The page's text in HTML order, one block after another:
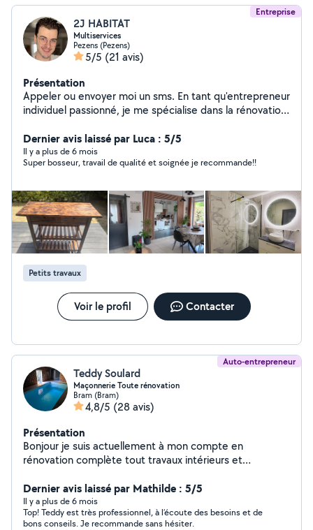
Entreprise
2J HABITAT
Multiservices
Pezens (Pezens)
5/5 (21 avis)
Présentation
Appeler ou envoyer moi un sms. En tant qu'entrepreneur
individuel passionné, je me spécialise dans la rénovation
personnalisée garantit une attention méticuleuse à
chaque détail.
Dernier avis laissé par Luca : 5/5
Il y a plus de 6 mois
Super bosseur, travail de qualité et soignée je recommande!!
Petits travaux
Voir le profil Contacter
Auto-entrepreneur
Teddy Soulard
Maçonnerie Toute rénovation
Bram (Bram)
4,8/5 (28 avis)
Présentation
Bonjour je suis actuellement à mon compte en
rénovation complète tout travaux intérieurs et
Dernier avis laissé par Mathilde : 5/5
Il y a plus de 6 mois
Top! Teddy est très professionnel, à l’écoute des besoins et de
bons conseils. Je recommande sans hésiter.